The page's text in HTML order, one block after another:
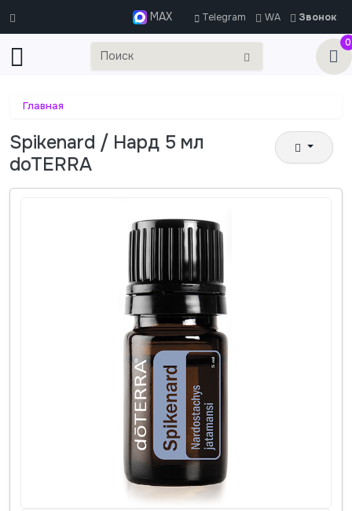
MAX Telegram WA
Звонок
0
Главная
Spikenard / Нард 5 мл
doTERRA